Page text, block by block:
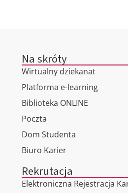
Na skróty
Wirtualny dziekanat
Platforma e-learning
Biblioteka ONLINE
Poczta
Dom Studenta
Biuro Karier
Rekrutacja
Elektroniczna Rejestracja